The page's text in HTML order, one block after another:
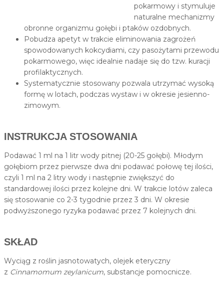
pokarmowy i stymuluje
naturalne mechanizmy
obronne organizmu gołębi i ptaków ozdobnych.
Pobudza apetyt w trakcie eliminowania zagrożeń
spowodowanych kokcydiami, czy pasożytami przewodu
pokarmowego, więc idealnie nadaje się do tzw. kuracji
profilaktycznych.
Systematycznie stosowany pozwala utrzymać wysoką
formę w lotach, podczas wystaw i w okresie jesienno-
zimowym.
INSTRUKCJA STOSOWANIA
Podawać 1 ml na 1 litr wody pitnej (20-25 gołębi). Młodym
gołębiom przez pierwsze dwa dni podawać połowę tej ilości,
czyli 1 ml na 2 litry wody i następnie zwiększyć do
standardowej ilości przez kolejne dni. W trakcie lotów zaleca
się stosowanie co 2-3 tygodnie przez 3 dni. W okresie
podwyższonego ryzyka podawać przez 7 kolejnych dni.
SKŁAD
Wyciąg z roślin jasnotowatych, olejek eteryczny
z Cinnamomum zeylanicum, substancje pomocnicze.